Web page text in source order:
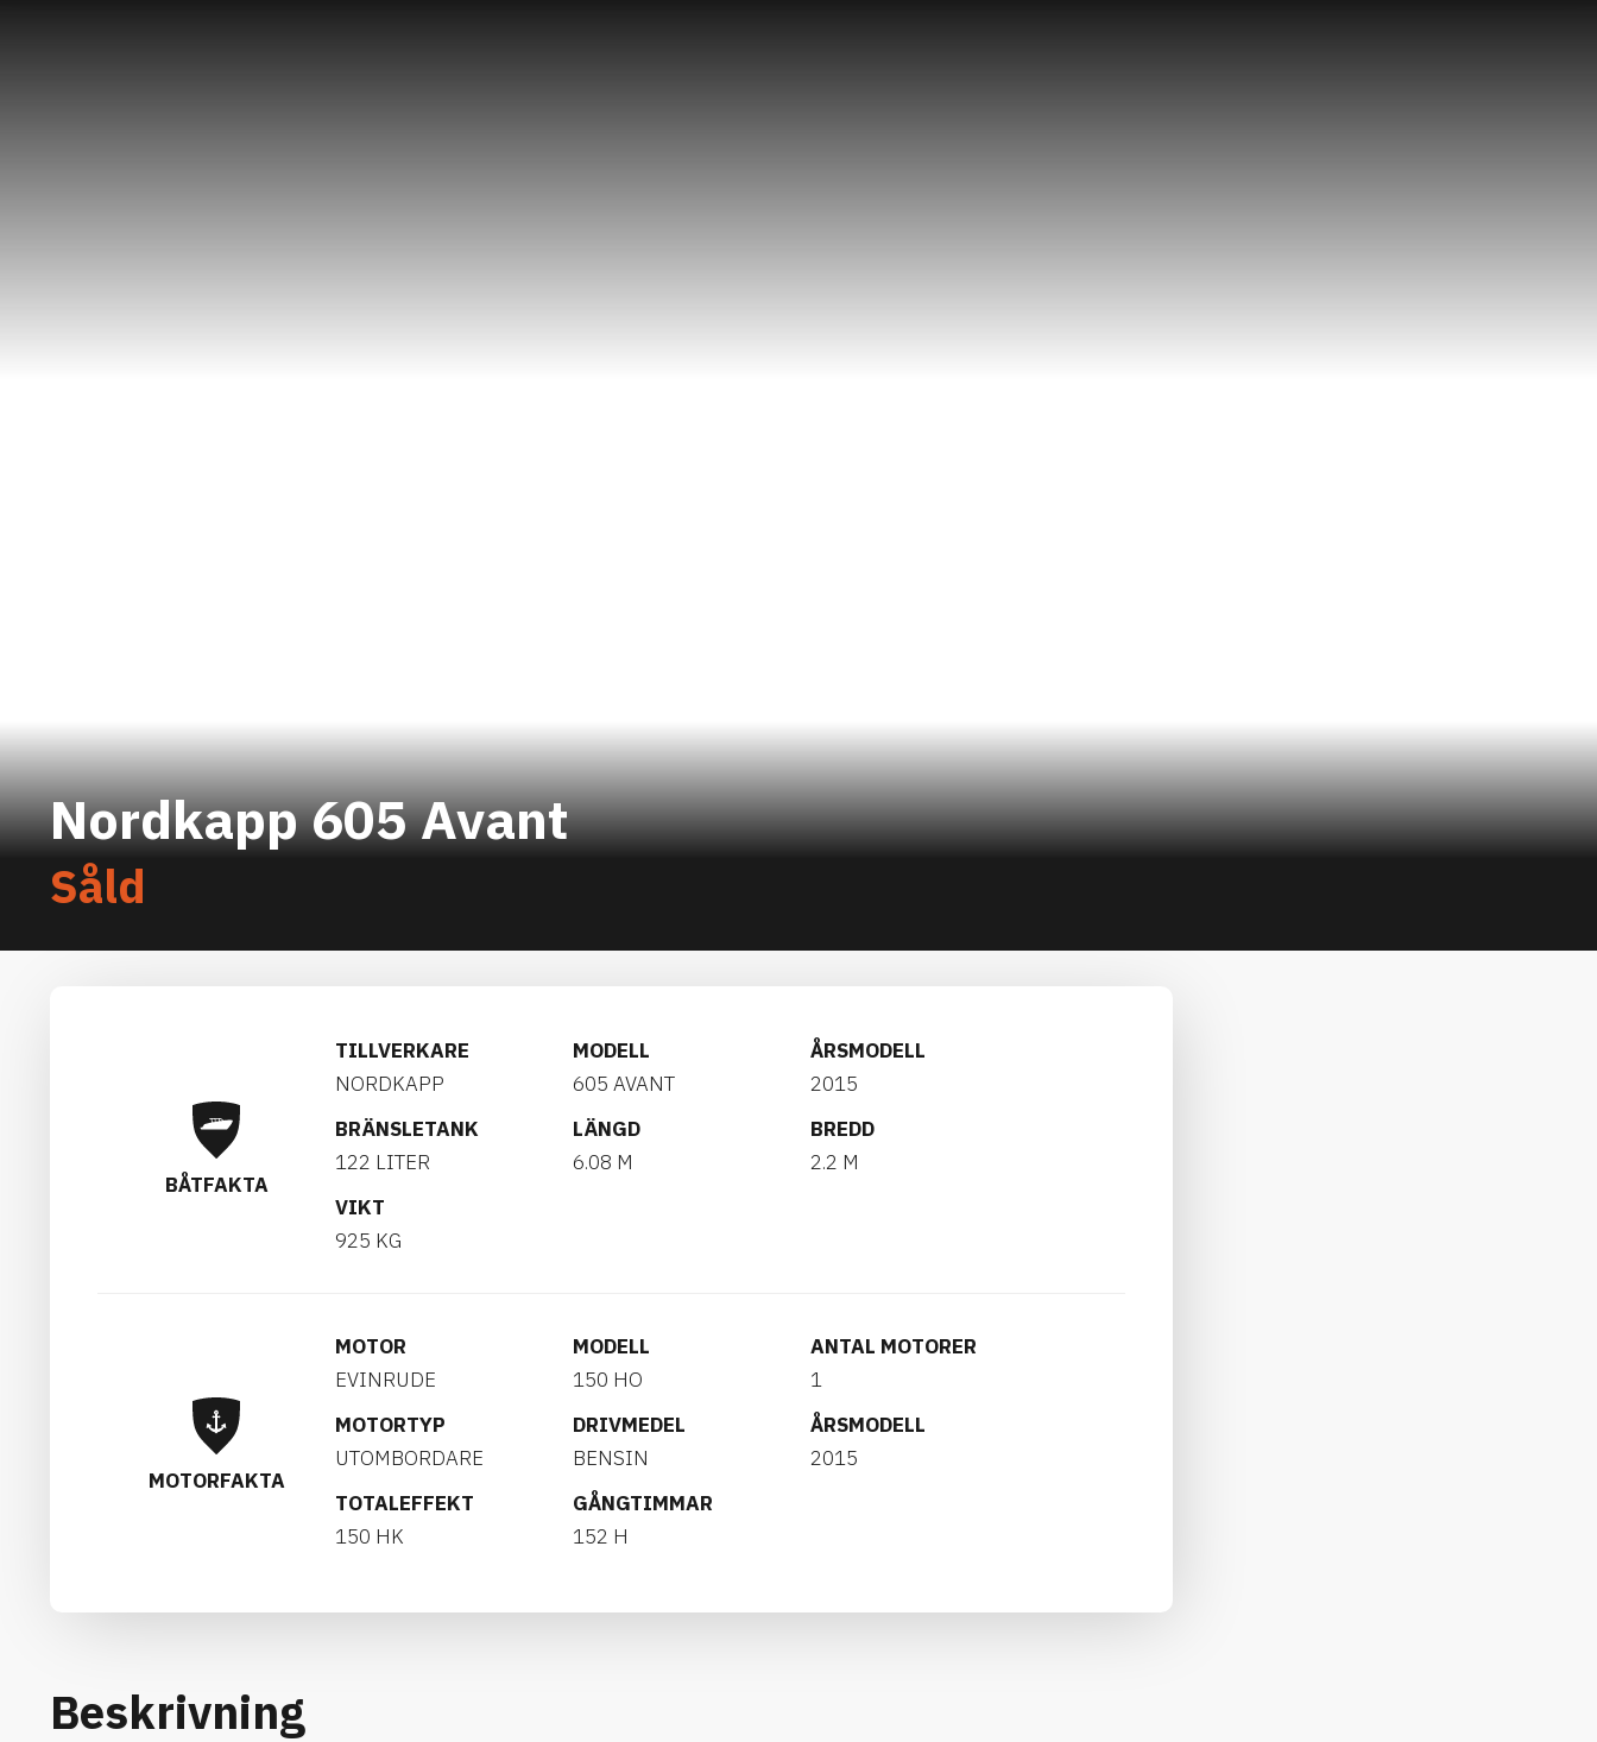
Nordkapp 605 Avant
Såld
BÅTFAKTA
TILLVERKARE
NORDKAPP
MODELL
605 AVANT
ÅRSMODELL
2015
BRÄNSLETANK
122 LITER
LÄNGD
6.08 M
BREDD
2.2 M
VIKT
925 KG
MOTORFAKTA
MOTOR
EVINRUDE
MODELL
150 HO
ANTAL MOTORER
1
MOTORTYP
UTOMBORDARE
DRIVMEDEL
BENSIN
ÅRSMODELL
2015
TOTALEFFEKT
150 HK
GÅNGTIMMAR
152 H
Beskrivning